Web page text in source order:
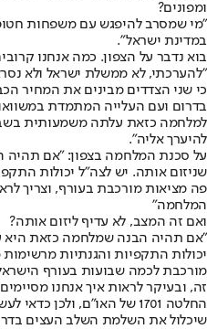
ומפונים?
"מי שמסרב להיפגש עם משפחות
במדינת ישראל".
בוא נדבר על הצפון. כמה אנחנו
"להערכתי, לא ממשלת ישראל ולא
כי שני הצדדים מבינים את המחיר
בדרום ועם העלייה המתמדת
למלחמה כזאת עלתה משמעותית
להיערך אליה".
על סכנת המלחמה בצפון: "אם תהיה
שניזום אותה. יש לצה"ל יכולות
פה מציאות מורכבת בעורף, וצריך
המלחמה"
ואם זה המצב, לא עדיף ליזום אותה?
"אם תהיה הבנה שמלחמה כזאת היא
יכולות התקפיות והגנתיות
מורכבת לכמה שבועות בעורף
זה, ובעיקר לראות איך אנחנו
החלטה 1701 של האו"ם, ולכן
שיכלול את השלמת השלב העצים